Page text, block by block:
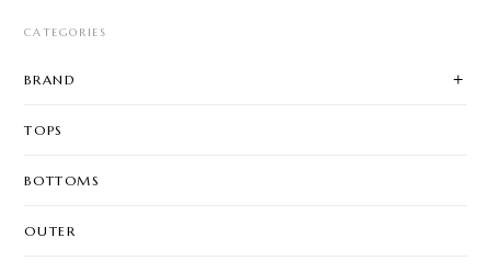
CATEGORIES
BRAND
TOPS
BOTTOMS
OUTER